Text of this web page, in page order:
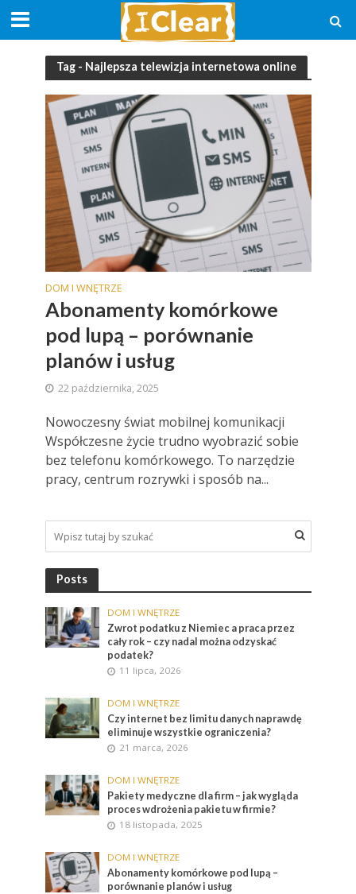
Tag - Najlepsza telewizja internetowa online
DOM I WNĘTRZE
Abonamenty komórkowe
pod lupą – porównanie
planów i usług
22 października, 2025
Nowoczesny świat mobilnej komunikacji
Współczesne życie trudno wyobrazić sobie
bez telefonu komórkowego. To narzędzie
pracy, centrum rozrywki i sposób na...
Posts
DOM I WNĘTRZE
Zwrot podatku z Niemiec a praca przez
cały rok – czy nadal można odzyskać
podatek?
11 lipca, 2026
DOM I WNĘTRZE
Czy internet bez limitu danych naprawdę
eliminuje wszystkie ograniczenia?
21 marca, 2026
DOM I WNĘTRZE
Pakiety medyczne dla firm – jak wygląda
proces wdrożenia pakietu w firmie?
18 listopada, 2025
DOM I WNĘTRZE
Abonamenty komórkowe pod lupą –
porównanie planów i usług